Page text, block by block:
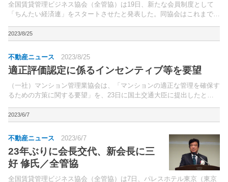
全国賃貸管理ビジネス協会（全管協）は19日、新たな会員制度として
「ちんたい経済連」をスタートさせたと発表した。同協会はこれまで、
持、賃貸住宅オーナーの大規模修繕積立金を経費化などを...
2023/8/25
不動産ニュース 2023/8/25
適正評価認定に係るインセンティブ等を要望
（一社）マンション管理業協会は、「マンションの適正な管理を確保す
るための方策に関する要望」を、23日に国土交通大臣に提出したと発
事が実施された場合、固定資産税額を減額する特例措置が...
2023/6/7
不動産ニュース 2023/6/7
23年ぶりに会長交代、新会長に三
好 修氏／全管協
全国賃貸管理ビジネス協会（全管協）は7日、パレスホテル東京（東京